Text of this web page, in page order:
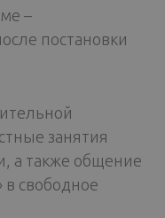
–
постановки
занятия
а также общение
свободное